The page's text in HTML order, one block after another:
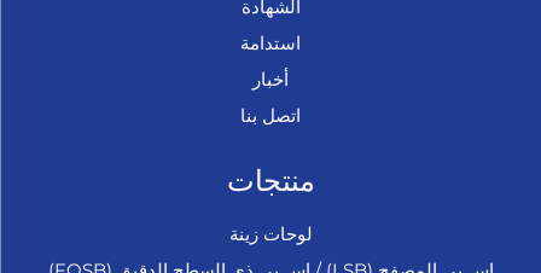
الشهادة
استدامة
أخبار
اتصل بنا
منتجات
لوحات زينة